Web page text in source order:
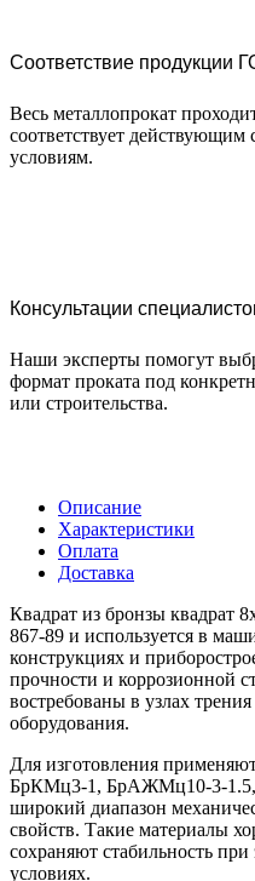
Соответствие продукции
Весь металлопрокат
соответствует действующим
условиям.
Консультации
Наши эксперты помогут
формат проката под
или строительства.
Описание
Характеристики
Оплата
Доставка
Квадрат из бронзы квадрат
867-89 и используется в
конструкциях и
прочности и коррозионной
востребованы в узлах
оборудования.
Для изготовления
БрКМц3-1, БрАЖМц10-3-1.5,
широкий диапазон
свойств. Такие материалы
сохраняют стабильность
условиях.